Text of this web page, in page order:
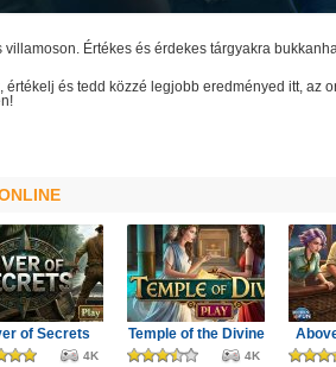
villamoson. Értékes és érdekes tárgyakra
értékelj és tedd közzé legjobb eredményed itt, az
of Secrets
4K
Temple of the Divine
4K